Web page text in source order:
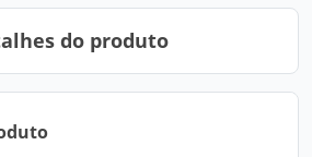
do produto